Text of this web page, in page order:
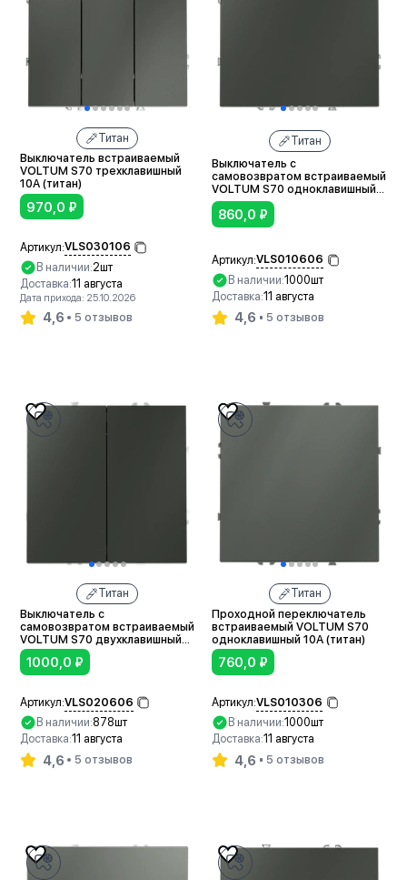
Титан
Выключатель встраиваемый
VOLTUM S70 трехклавишный
10А (титан)
970,0 ₽
Артикул:VLS030106
В наличии:2шт
Доставка:11 августа
Дата прихода: 25.10.2026
4,6 5 отзывов
Титан
Выключатель с
самовозвратом встраиваемый
VOLTUM S70 одноклавишный
10А (титан)
860,0 ₽
Артикул:VLS010606
В наличии:1000шт
Доставка:11 августа
4,6 5 отзывов
Титан
Выключатель с
самовозвратом встраиваемый
VOLTUM S70 двухклавишный
10А (титан)
1000,0 ₽
Артикул:VLS020606
В наличии:878шт
Доставка:11 августа
4,6 5 отзывов
Титан
Проходной переключатель
встраиваемый VOLTUM S70
одноклавишный 10А (титан)
760,0 ₽
Артикул:VLS010306
В наличии:1000шт
Доставка:11 августа
4,6 5 отзывов